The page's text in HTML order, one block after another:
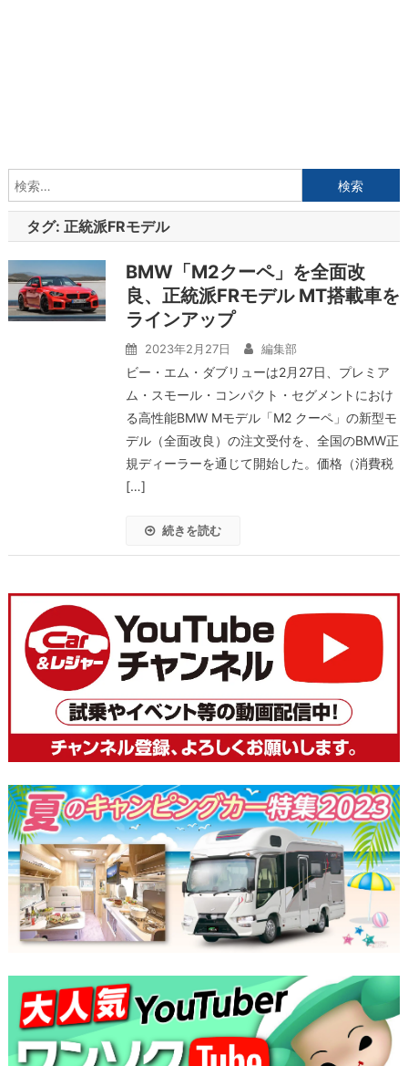
索:
タグ: 正統派FRモデル
BMW「M2クーペ」を全面改
良、正統派FRモデル MT搭載車を
ラインアップ
2023年2月27日 編集部
ビー・エム・ダブリューは2月27日、プレミア
ム・スモール・コンパクト・セグメントにおけ
る高性能BMW Mモデル「M2 クーペ」の新型モ
デル（全面改良）の注文受付を、全国のBMW正
規ディーラーを通じて開始した。価格（消費税
[…]
続きを読む